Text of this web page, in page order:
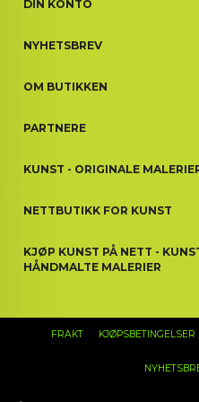
DIN KONTO
NYHETSBREV
OM BUTIKKEN
PARTNERE
KUNST - ORIGINALE
NETTBUTIKK FOR KUNST
KJØP KUNST PÅ NETT -
HÅNDMALTE MALERIER
FRAKT KJØPSBETINGELSER